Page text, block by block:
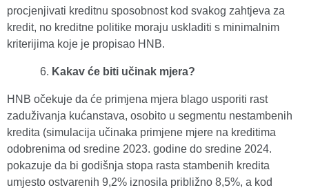
procjenjivati kreditnu sposobnost kod svakog zahtjeva za
kredit, no kreditne politike moraju uskladiti s minimalnim
kriterijima koje je propisao HNB.
Kakav će biti učinak mjera?
HNB očekuje da će primjena mjera blago usporiti rast
zaduživanja kućanstava, osobito u segmentu nestambenih
kredita (simulacija učinaka primjene mjere na kreditima
odobrenima od sredine 2023. godine do sredine 2024.
pokazuje da bi godišnja stopa rasta stambenih kredita
umjesto ostvarenih 9,2% iznosila približno 8,5%, a kod